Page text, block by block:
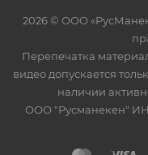
2026 © ООО
Перепечатка
видео допускается
наличии
ООО "Русманекен"